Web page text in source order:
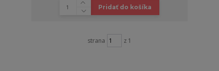
Pridať do košíka
strana z 1